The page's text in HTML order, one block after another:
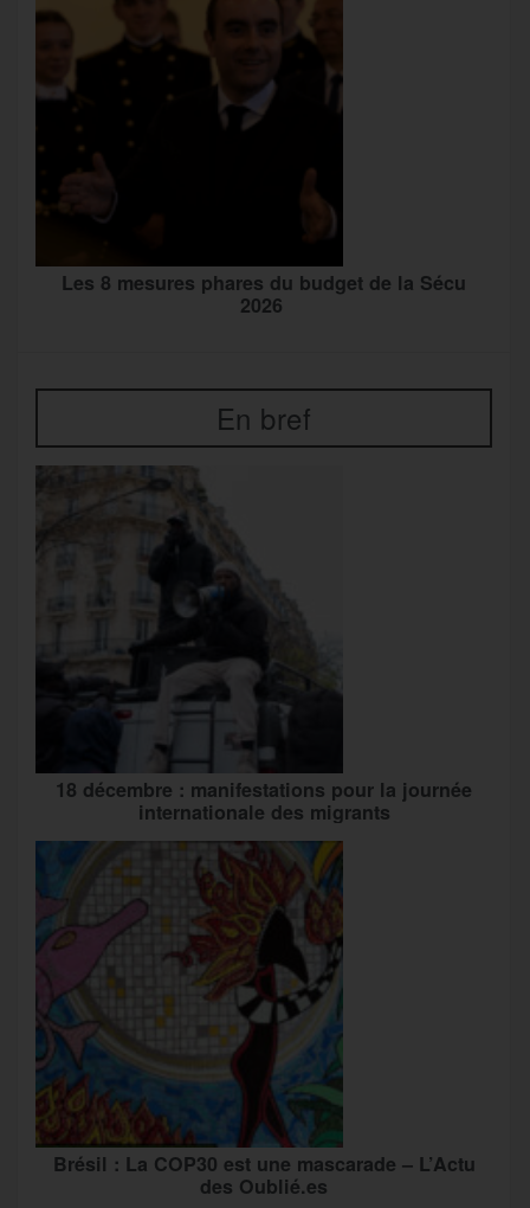
Les 8 mesures phares du budget de la Sécu
2026
En bref
18 décembre : manifestations pour la journée
internationale des migrants
Brésil : La COP30 est une mascarade – L’Actu
des Oublié.es